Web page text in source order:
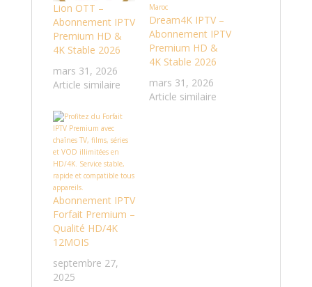
Lion OTT –
Abonnement IPTV
Premium HD &
4K Stable 2026
mars 31, 2026
Article similaire
Dream4K IPTV –
Abonnement IPTV
Premium HD &
4K Stable 2026
mars 31, 2026
Article similaire
Abonnement IPTV
Forfait Premium –
Qualité HD/4K
12MOIS
septembre 27,
2025